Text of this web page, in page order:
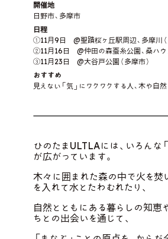
開催地
日野市、多摩市
日程
①11月9日 @聖蹟桜ヶ丘駅周辺、多摩川（
②11月16日 @仲田の森蚕糸公園、桑ハウ
③11月23日 @大谷戸公園（多摩市）
おすすめ
見えない「気」にワクワクする人、木や自
ひのたまULTLAには、いろんな
が広がっています。
木々に囲まれた森の中で火を焚
を入れて水とたわむれたり、
自然とともにある暮らしの知恵
ちとの出会いを通じて、
関連するプログラム
「あそび」のプログラム 「あそび」のプ
「あそび」のプログラム
分にとって興味があることがなによりも大事であり、自
の真実がULTLAになるのです。好奇心を持って歩めば次
えてきます。その道は曲がりくねっているかもしれませ
人生を振り返った時に、遠回りをしたと思ったこと全て
ていると感じる瞬間があります。ぜひ自分の魂がひかれ
関連するプログラム